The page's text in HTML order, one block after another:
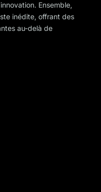
Ensemble,
inédite, offrant des
au-delà de